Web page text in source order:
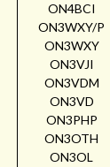
ON4BCI
ON3WXY/P
ON3WXY
ON3VJI
ON3VDM
ON3VD
ON3PHP
ON3OTH
ON3OL